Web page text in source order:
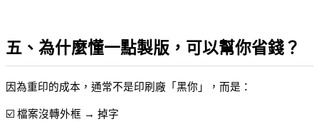
五、為什麼懂一點製版，可以幫你省錢？
因為重印的成本，通常不是印刷廠「黑你」，而是：
☑️ 檔案沒轉外框 → 掉字